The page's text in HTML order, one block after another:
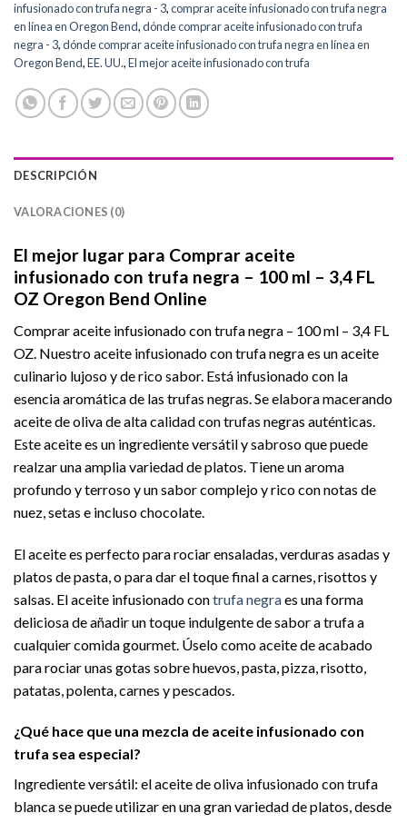
infusionado con trufa negra - 3,comprar aceite infusionado con trufa negra
en línea en Oregon Bend,dónde comprar aceite infusionado con trufa
negra - 3,dónde comprar aceite infusionado con trufa negra en línea en
Oregon Bend,EE. UU.,El mejor aceite infusionado con trufa
DESCRIPCIÓN
VALORACIONES (0)
El mejor lugar para Comprar aceite
infusionado con trufa negra – 100 ml – 3,4 FL
OZ Oregon Bend Online
Comprar aceite infusionado con trufa negra – 100 ml – 3,4 FL
OZ. Nuestro aceite infusionado con trufa negra es un aceite
culinario lujoso y de rico sabor. Está infusionado con la
esencia aromática de las trufas negras. Se elabora macerando
aceite de oliva de alta calidad con trufas negras auténticas.
Este aceite es un ingrediente versátil y sabroso que puede
realzar una amplia variedad de platos. Tiene un aroma
profundo y terroso y un sabor complejo y rico con notas de
nuez, setas e incluso chocolate.
El aceite es perfecto para rociar ensaladas, verduras asadas y
platos de pasta, o para dar el toque final a carnes, risottos y
salsas. El aceite infusionado contrufa negraes una forma
deliciosa de añadir un toque indulgente de sabor a trufa a
cualquier comida gourmet. Úselo como aceite de acabado
para rociar unas gotas sobre huevos, pasta, pizza, risotto,
patatas, polenta, carnes y pescados.
¿Qué hace que una mezcla de aceite infusionado con
trufa sea especial?
Ingrediente versátil: el aceite de oliva infusionado con trufa
blanca se puede utilizar en una gran variedad de platos, desde